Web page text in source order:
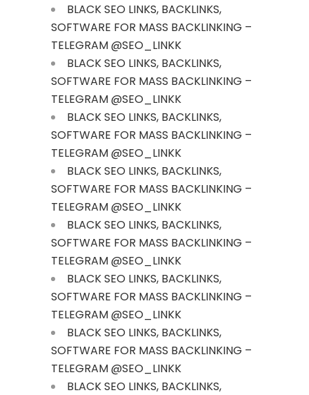
BLACK SEO LINKS, BACKLINKS,
SOFTWARE FOR MASS BACKLINKING –
TELEGRAM @SEO_LINKK
BLACK SEO LINKS, BACKLINKS,
SOFTWARE FOR MASS BACKLINKING –
TELEGRAM @SEO_LINKK
BLACK SEO LINKS, BACKLINKS,
SOFTWARE FOR MASS BACKLINKING –
TELEGRAM @SEO_LINKK
BLACK SEO LINKS, BACKLINKS,
SOFTWARE FOR MASS BACKLINKING –
TELEGRAM @SEO_LINKK
BLACK SEO LINKS, BACKLINKS,
SOFTWARE FOR MASS BACKLINKING –
TELEGRAM @SEO_LINKK
BLACK SEO LINKS, BACKLINKS,
SOFTWARE FOR MASS BACKLINKING –
TELEGRAM @SEO_LINKK
BLACK SEO LINKS, BACKLINKS,
SOFTWARE FOR MASS BACKLINKING –
TELEGRAM @SEO_LINKK
BLACK SEO LINKS, BACKLINKS,